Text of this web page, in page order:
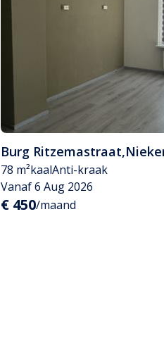
Burg Ritzemastraat,
78 m²kaalAnti-kraak
Vanaf 6 Aug 2026
€ 450/maand